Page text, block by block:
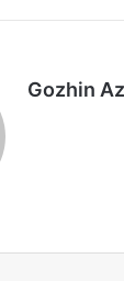
Gozhin